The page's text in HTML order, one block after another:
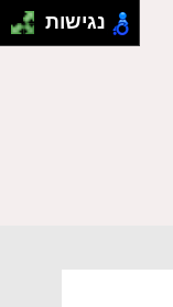
נגישות